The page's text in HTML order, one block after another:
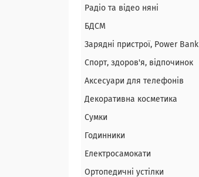
Радіо та відео няні
БДСМ
Зарядні пристрої, Power Bank
Спорт, здоров'я, відпочинок
Аксесуари для телефонів
Декоративна косметика
Сумки
Годинники
Електросамокати
Ортопедичні устілки